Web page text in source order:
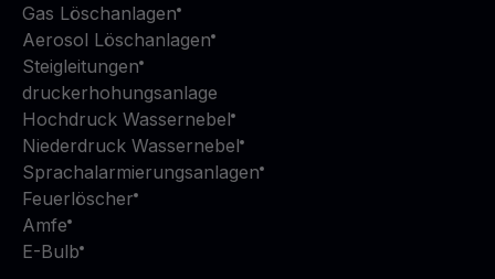
Gas Löschanlagen
Aerosol Löschanlagen
Steigleitungen
druckerhohungsanlage
Hochdruck Wassernebel
Niederdruck Wassernebel
Sprachalarmierungsanlagen
Feuerlöscher
Amfe
E-Bulb